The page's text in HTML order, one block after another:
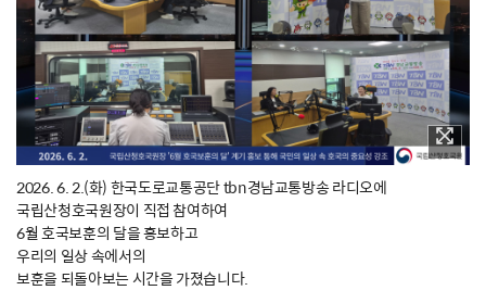
2026. 6. 2.(화) 한국도로교통공단 tbn경남교통방송 라디오에
국립산청호국원장이 직접 참여하여
6월 호국보훈의 달을 홍보하고
우리의 일상 속에서의
보훈을 되돌아보는 시간을 가졌습니다.